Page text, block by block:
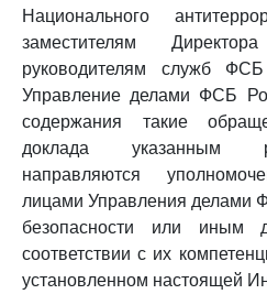
Национального
заместителям
руководителям служб
Управление делами ФСБ
содержания такие
доклада указанным
направляются
лицами Управления делами
безопасности или иным
соответствии с их
установленном настоящей